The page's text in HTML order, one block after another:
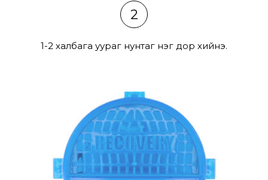
2
1-2 халбага уураг нунтаг нэг дор хийнэ.